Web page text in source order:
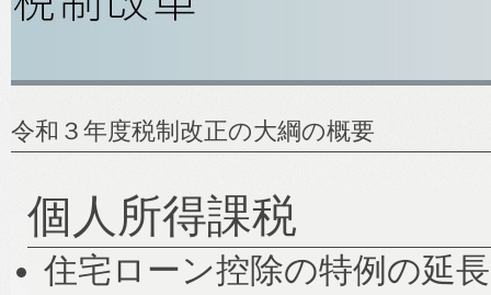
令和３年度税制改正の大綱の概要
個人所得課税
住宅ローン控除の特例の延